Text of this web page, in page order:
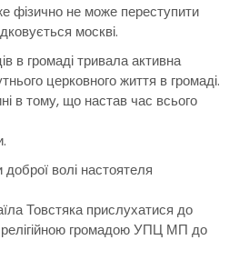
фізично не може переступити
москві.
в громаді тривала активна
церковного життя в громаді.
в тому, що настав час всього
волі настоятеля
Товстяка прислухатися до
громадою УПЦ МП до